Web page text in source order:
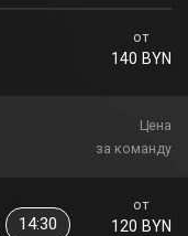
от
140 BYN
Цена
за команду
от
120 BYN
14:30